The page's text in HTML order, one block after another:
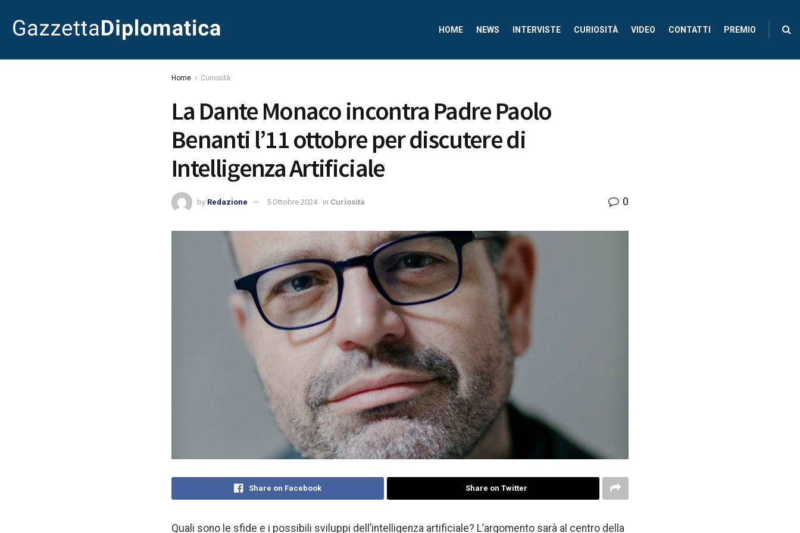
HOME NEWS INTERVISTE CURIOSITÀ VIDEO CONTATTI PREMIO
Home Curiosità
La Dante Monaco incontra Padre Paolo
Benanti l’11 ottobre per discutere di
Intelligenza Artificiale
by Redazione 5 Ottobre 2024 in Curiosità 0
Share on Facebook Share on Twitter
Quali sono le sfide e i possibili sviluppi dell’intelligenza artificiale? L’argomento sarà al centro della